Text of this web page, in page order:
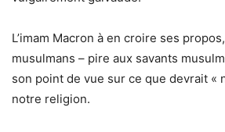
L’imam Macron à en croire ses
musulmans – pire aux savants
son point de vue sur ce que devrait «
notre religion.